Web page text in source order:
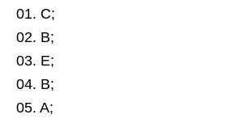
01. C;
02. B;
03. E;
04. B;
05. A;